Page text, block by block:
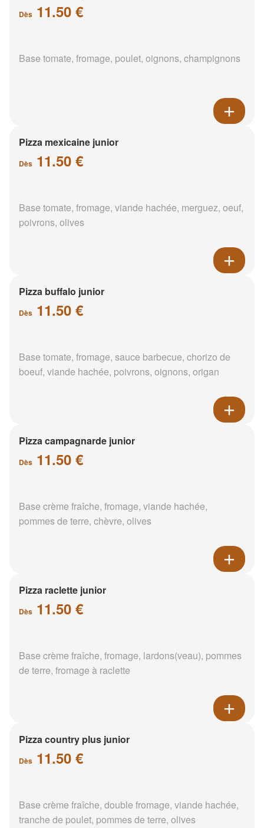
Dès 11.50 €
Base tomate, fromage, poulet, oignons, champignons
Pizza mexicaine junior
Dès 11.50 €
Base tomate, fromage, viande hachée, merguez, oeuf,
poivrons, olives
Pizza buffalo junior
Dès 11.50 €
Base tomate, fromage, sauce barbecue, chorizo de
boeuf, viande hachée, poivrons, oignons, origan
Pizza campagnarde junior
Dès 11.50 €
Base crème fraîche, fromage, viande hachée,
pommes de terre, chèvre, olives
Pizza raclette junior
Dès 11.50 €
Base crème fraîche, fromage, lardons(veau), pommes
de terre, fromage à raclette
Pizza country plus junior
Dès 11.50 €
Base crème fraîche, double fromage, viande hachée,
tranche de poulet, pommes de terre, olives